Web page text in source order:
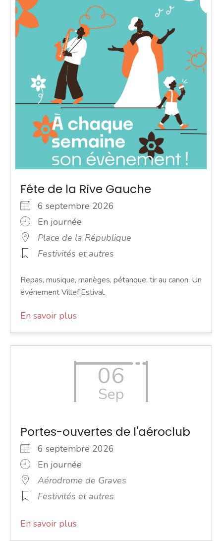
Fête de la Rive Gauche
6 septembre 2026
En journée
Place de la République
Festivités et autres
Repas, musique, manèges, pétanque, tir au canon. Un
événement Villef'Estival.
En savoir plus
06
Sep
Portes-ouvertes de l'aéroclub
6 septembre 2026
En journée
Aérodrome de Graves
Festivités et autres
En savoir plus